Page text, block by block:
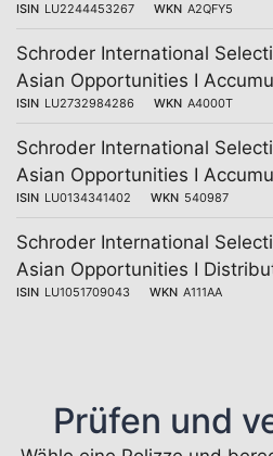
ISIN LU2244453267 WKN A2QFY5
Schroder International
Asian Opportunities I
ISIN LU2732984286 WKN A4000T
Schroder International
Asian Opportunities I
ISIN LU0134341402 WKN 540987
Schroder International
Asian Opportunities I
ISIN LU1051709043 WKN A111AA
Prüfen und